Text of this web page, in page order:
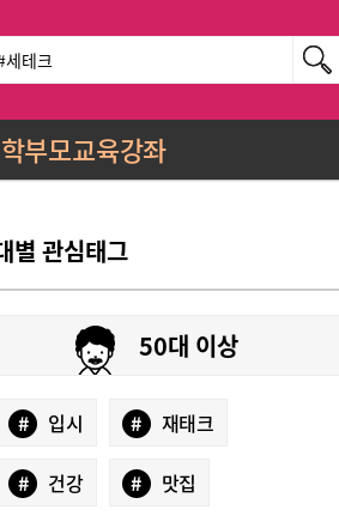
학부모교육강좌
별 관심태그
50대 이상
# 입시 # 재태크
# 건강 # 맛집